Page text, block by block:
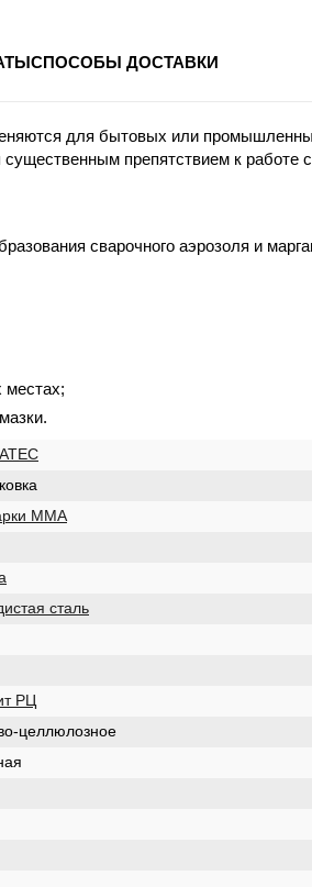
СПОСОБЫ ДОСТАВКИ
для бытовых или
существенным препятствием к работе
сварочного аэрозоля и
местах;
MMA
сталь
РЦ
целлюлозное